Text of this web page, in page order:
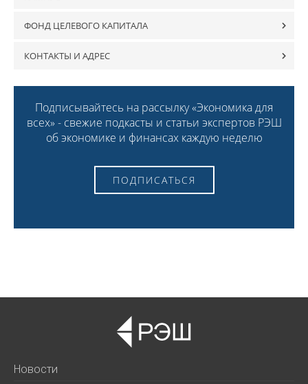
ФОНД ЦЕЛЕВОГО КАПИТАЛА
КОНТАКТЫ И АДРЕС
Подписывайтесь на рассылку «Экономика для
всех» - свежие подкасты и статьи экспертов РЭШ
об экономике и финансах каждую неделю
ПОДПИСАТЬСЯ
Новости